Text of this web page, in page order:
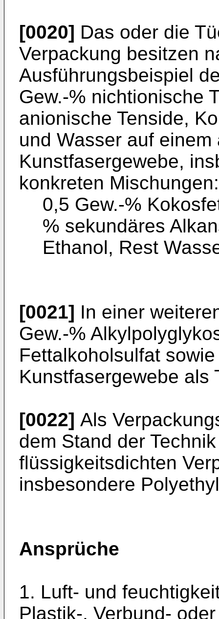
[0020] Das oder die
Verpackung besitzen
Ausführungsbeispiel
Gew.-% nichtionische
anionische Tenside,
und Wasser auf
Kunstfasergewebe,
konkreten Mischungen:
0,5 Gew.-%
% sekundäres
Ethanol, Rest
[0021] In einer
Gew.-%
Fettalkoholsulfat
Kunstfasergewebe als
[0022] Als
dem Stand der
flüssigkeitsdichten
insbesondere
Ansprüche
1. Luft- und
Plastik-, Verbund-